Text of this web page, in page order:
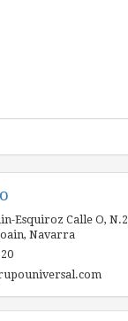
Esquiroz Calle O,
, Navarra